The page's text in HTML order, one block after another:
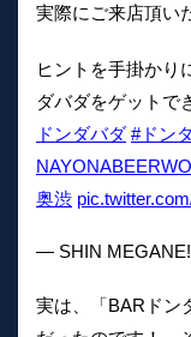
実際にご来店頂い
ヒントを手掛かり
ダバダをゲットで
ドンダバダ #ドン
奥渋
— SHIN
実は、「BARドン